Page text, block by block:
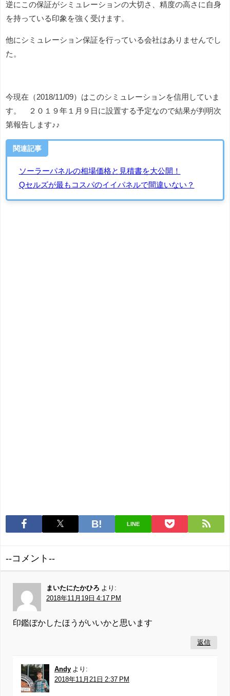
逆にこの保証がシミュレーションの大切さ、精度の高さに自身
を持っている印象を強く受けます。
他にシミュレーション保証を行っている会社はありませんでし
た。
今現在（2018/11/09）はこのシミュレーションを信用していま
す。 ２０１９年１月９日に設置する予定なので結果が判明次
第報告します♪♪
関連記事
ソーラーパネルの相場価格と見積書を大公開！
Qセルズが最もコスパのイイパネルで間違いない？
LINE
--コメント--
まいたにたかひろ より:
2018年11月19日 4:17 PM
印鑑ぼかしたほうがいいかと思います
返信
Andy より:
2018年11月21日 2:37 PM